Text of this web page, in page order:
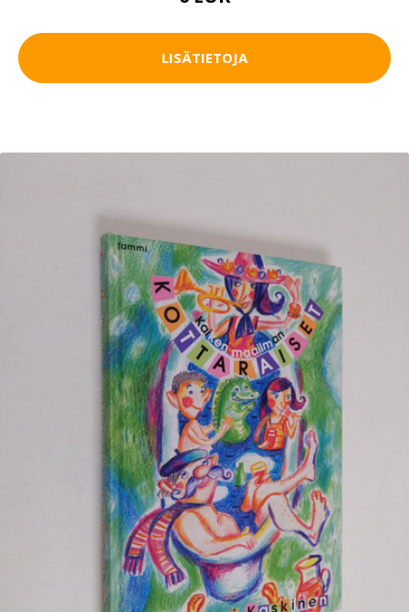
LISÄTIETOJA